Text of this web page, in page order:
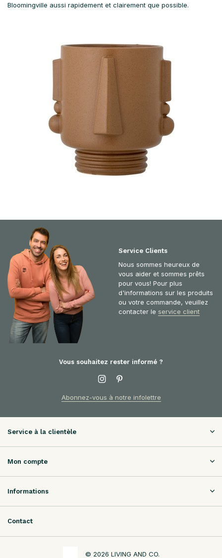
Bloomingville aussi rapidement et clairement que possible.
Service Clients
Nous sommes heureux de
vous aider et sommes prêts
pour vous! Pour plus
d'informations sur les produits
ou votre commande, veuillez
contacter le service client
Vous souhaitez rester informé ?
Abonnez-vous à notre infolettre
Service à la clientèle
Mon compte
Informations
Contact
© 2026 LIVING AND CO.